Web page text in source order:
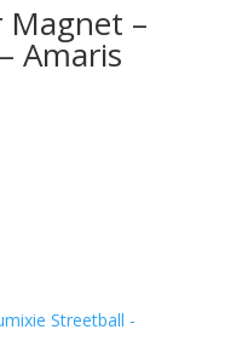
Magnet –
Amaris